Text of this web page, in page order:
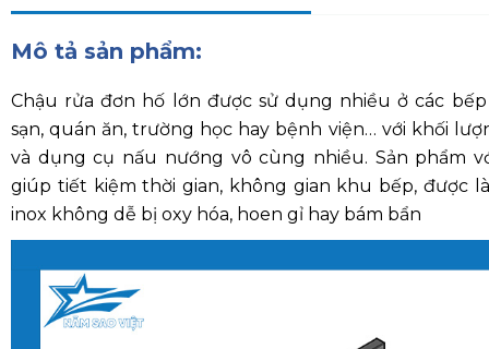
Mô tả sản phẩm:
Chậu rửa đơn hố lớn được sử dụng nhiều ở các
sạn, quán ăn, trường học hay bệnh viện… với khối
và dụng cụ nấu nướng vô cùng nhiều. Sản phẩm
giúp tiết kiệm thời gian, không gian khu bếp, được
inox không dễ bị oxy hóa, hoen gỉ hay bám bẩn